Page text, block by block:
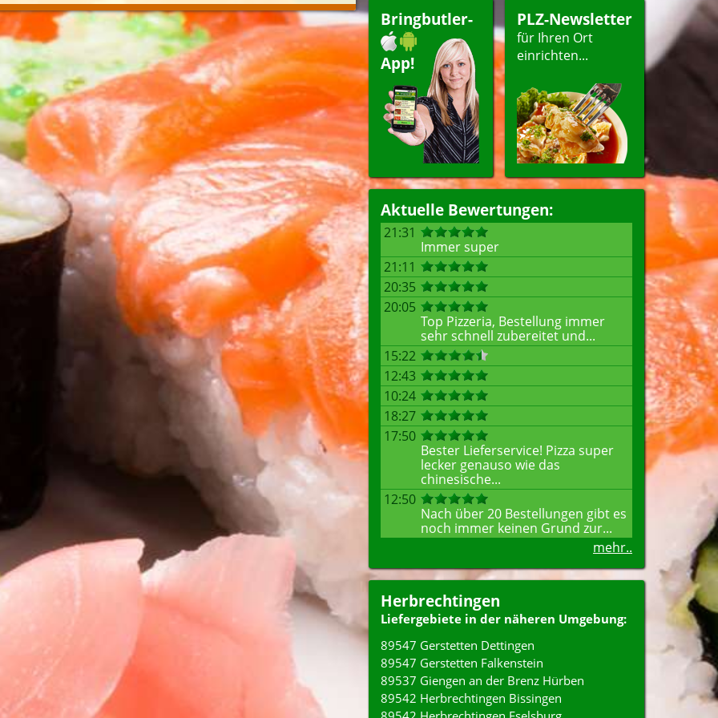
Bringbutler-
App!
PLZ-Newsletter
für Ihren Ort
einrichten...
Aktuelle Bewertungen:
21:31
Immer super
21:11
20:35
20:05
Top Pizzeria, Bestellung immer
sehr schnell zubereitet und...
15:22
12:43
10:24
18:27
17:50
Bester Lieferservice! Pizza super
lecker genauso wie das
chinesische...
12:50
Nach über 20 Bestellungen gibt es
noch immer keinen Grund zur...
mehr..
Herbrechtingen
Liefergebiete in der näheren Umgebung:
89547 Gerstetten Dettingen
89547 Gerstetten Falkenstein
89537 Giengen an der Brenz Hürben
89542 Herbrechtingen Bissingen